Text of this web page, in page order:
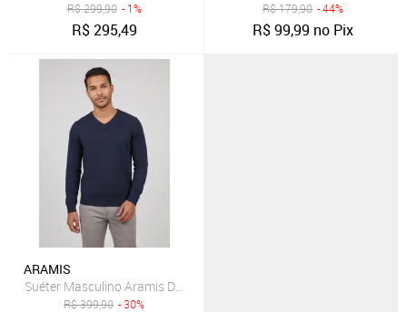
R$299,90 - 1%
R$295,49
R$179,90 - 44%
R$99,99 no Pix
ARAMIS
Suéter Masculino Aramis Decote V Azul Marinho
R$399,90 - 30%